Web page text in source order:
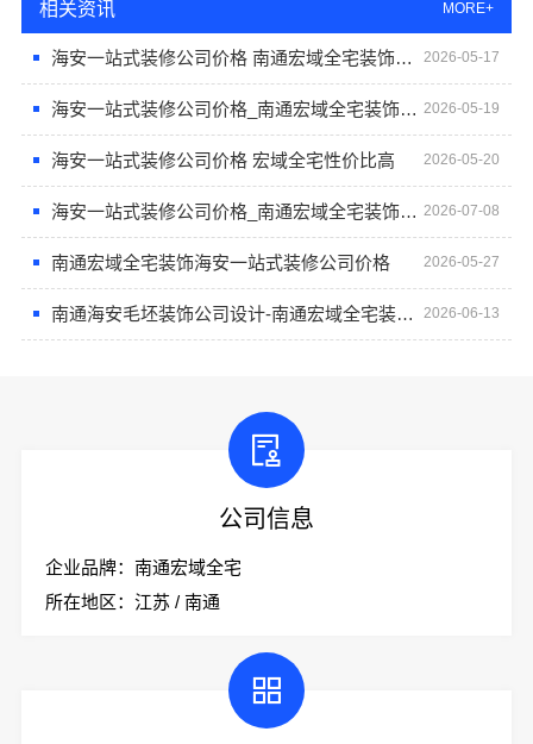
相关资讯 MORE+
海安一站式装修公司价格 南通宏域全宅装饰建材 2026-05-17
海安一站式装修公司价格_南通宏域全宅装饰建材 2026-05-19
海安一站式装修公司价格 宏域全宅性价比高 2026-05-20
海安一站式装修公司价格_南通宏域全宅装饰建材有限公司 2026-07-08
南通宏域全宅装饰海安一站式装修公司价格 2026-05-27
南通海安毛坯装饰公司设计-南通宏域全宅装饰建材有限公司 2026-06-13
公司信息
企业品牌：南通宏域全宅
所在地区：江苏 / 南通